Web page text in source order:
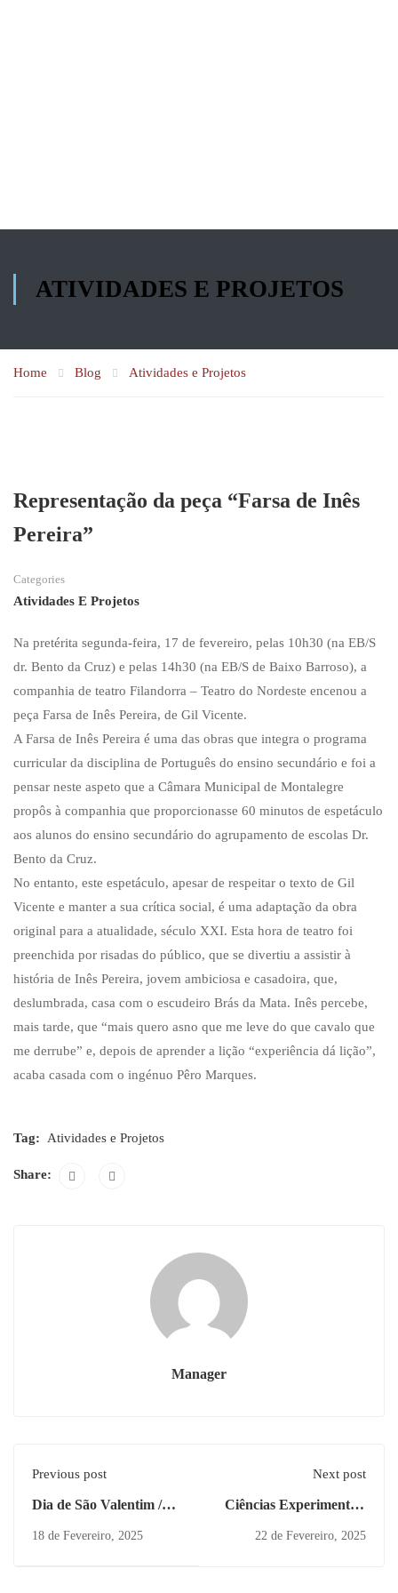
ATIVIDADES E PROJETOS
Home Blog Atividades e Projetos
Representação da peça “Farsa de Inês
Pereira”
Categories
Atividades E Projetos
Na pretérita segunda-feira, 17 de fevereiro, pelas 10h30 (na EB/S
dr. Bento da Cruz) e pelas 14h30 (na EB/S de Baixo Barroso), a
companhia de teatro Filandorra – Teatro do Nordeste encenou a
peça Farsa de Inês Pereira, de Gil Vicente.
A Farsa de Inês Pereira é uma das obras que integra o programa
curricular da disciplina de Português do ensino secundário e foi a
pensar neste aspeto que a Câmara Municipal de Montalegre
propôs à companhia que proporcionasse 60 minutos de espetáculo
aos alunos do ensino secundário do agrupamento de escolas Dr.
Bento da Cruz.
No entanto, este espetáculo, apesar de respeitar o texto de Gil
Vicente e manter a sua crítica social, é uma adaptação da obra
original para a atualidade, século XXI. Esta hora de teatro foi
preenchida por risadas do público, que se divertiu a assistir à
história de Inês Pereira, jovem ambiciosa e casadoira, que,
deslumbrada, casa com o escudeiro Brás da Mata. Inês percebe,
mais tarde, que “mais quero asno que me leve do que cavalo que
me derrube” e, depois de aprender a lição “experiência dá lição”,
acaba casada com o ingénuo Pêro Marques.
Tag: Atividades e Projetos
Share:
Manager
Previous post
Dia de São Valentim /
Saint Valentin
18 de Fevereiro, 2025
Next post
Ciências Experimentais
22 de Fevereiro, 2025